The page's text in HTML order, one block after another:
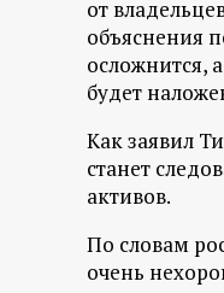
й
п
о
р
т
от
объяснения
осложнится,
будет
Как заявил
станет
активов.
По словам
очень